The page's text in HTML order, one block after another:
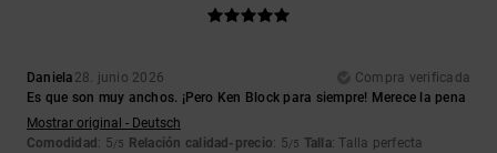
Daniela 28. junio 2026
Compra verificada
Es que son muy anchos. ¡Pero Ken Block para siempre! Merece la pena
Mostrar original - Deutsch
Comodidad : 5/5 Relación calidad-precio: 5/5 Talla: Talla perfecta